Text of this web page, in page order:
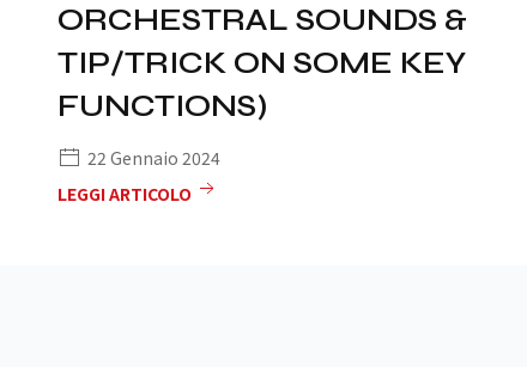
ORCHESTRAL SOUNDS &
TIP/TRICK ON SOME KEY
FUNCTIONS)
22 Gennaio 2024
LEGGI ARTICOLO